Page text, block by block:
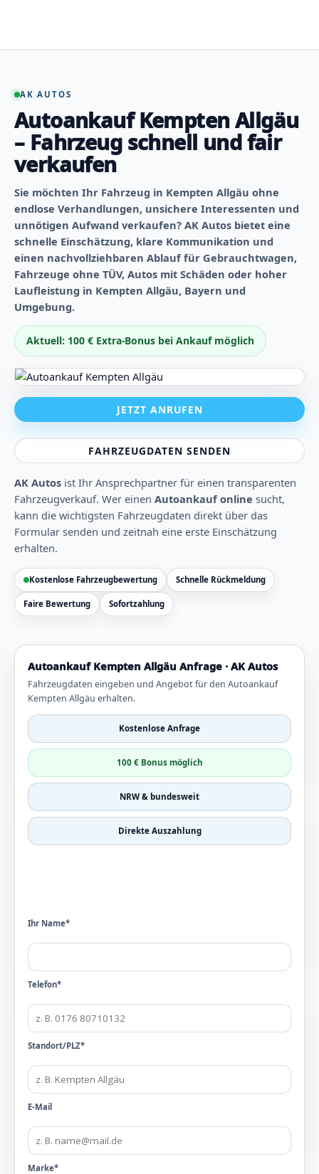
springen
AK AUTOS
Autoankauf Kempten Allgäu
– Fahrzeug schnell und fair
verkaufen
Sie möchten Ihr Fahrzeug in Kempten Allgäu ohne
endlose Verhandlungen, unsichere Interessenten und
unnötigen Aufwand verkaufen? AK Autos bietet eine
schnelle Einschätzung, klare Kommunikation und
einen nachvollziehbaren Ablauf für Gebrauchtwagen,
Fahrzeuge ohne TÜV, Autos mit Schäden oder hoher
Laufleistung in Kempten Allgäu, Bayern und
Umgebung.
Aktuell: 100 € Extra-Bonus bei Ankauf möglich
JETZT ANRUFEN
FAHRZEUGDATEN SENDEN
AK Autos ist Ihr Ansprechpartner für einen transparenten
Fahrzeugverkauf. Wer einen Autoankauf online sucht,
kann die wichtigsten Fahrzeugdaten direkt über das
Formular senden und zeitnah eine erste Einschätzung
erhalten.
Kostenlose Fahrzeugbewertung Schnelle Rückmeldung
Faire Bewertung Sofortzahlung
Autoankauf Kempten Allgäu Anfrage · AK Autos
Fahrzeugdaten eingeben und Angebot für den Autoankauf
Kempten Allgäu erhalten.
Kostenlose Anfrage
100 € Bonus möglich
NRW & bundesweit
Direkte Auszahlung
Ihr Name*
Telefon*
Standort/PLZ*
E-Mail
Marke*